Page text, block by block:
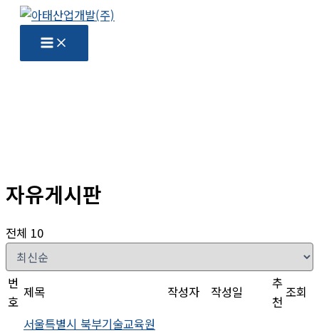
자유게시판
전체 10
번
호
제목 작성자 작성일
추
천
조회
서울특별시 북부기술교육원